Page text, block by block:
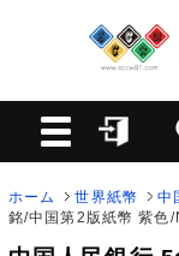
ホーム 世界紙幣 中
銘/中国第2版紙幣 紫色